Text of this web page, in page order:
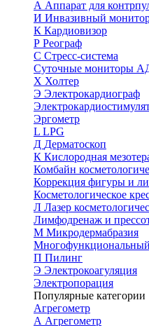
А Аппарат для
И Инвазивный
К Кардиовизор
Р Реограф
С Стресс-система
Суточные мониторы
Х Холтер
Э Электрокардиограф
Эргометр
L LPG
Д Дерматоскоп
К Кислородная
Комбайн
Коррекция фигуры и
Косметологическое
Л Лазер
Лимфодренаж и
М Микродермабразия
Многофункциональный
П Пилинг
Э Электрокоагуляция
Электропорация
Популярные категории
Агрегометр
А Агрегометр